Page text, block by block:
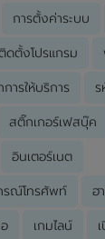
การตั้งค่าระบบ
ดตั้งโปรแกรม
ารให้บริการ ร
สติ๊กเกอร์เฟสบุ๊ค
อินเตอร์เนต
รณ์โทรศัพท์ ฮ
เกมไลน์